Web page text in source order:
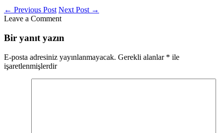
← Previous Post Next Post →
Leave a Comment
Bir yanıt yazın
E-posta adresiniz yayınlanmayacak. Gerekli alanlar * ile
işaretlenmişlerdir